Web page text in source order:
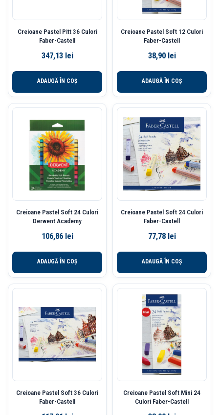
Creioane Pastel Pitt 36 Culori
Faber-Castell
347,13 lei
ADAUGĂ ÎN COȘ
Creioane Pastel Soft 12 Culori
Faber-Castell
38,90 lei
ADAUGĂ ÎN COȘ
Creioane Pastel Soft 24 Culori
Derwent Academy
106,86 lei
ADAUGĂ ÎN COȘ
Creioane Pastel Soft 24 Culori
Faber-Castell
77,78 lei
ADAUGĂ ÎN COȘ
Creioane Pastel Soft 36 Culori
Faber-Castell
Creioane Pastel Soft Mini 24
Culori Faber-Castell